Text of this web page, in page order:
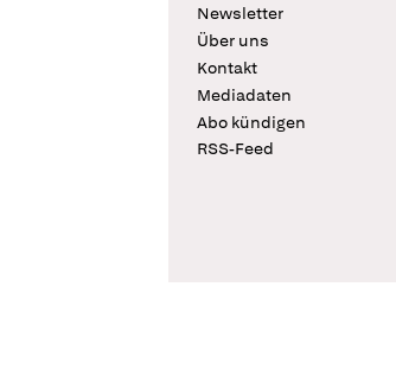
Newsletter
Über uns
Kontakt
Mediadaten
Abo kündigen
RSS-Feed